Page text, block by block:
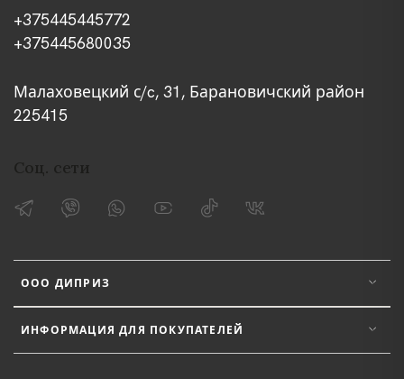
ООО ДИПРИЗ
ИНФОРМАЦИЯ ДЛЯ ПОКУПАТЕЛЕЙ
+375445445772
+375445680035
Малаховецкий с/c, 31, Барановичский район
225415
Соц. сети